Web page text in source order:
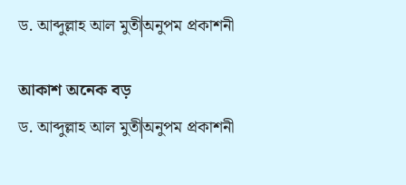
ড. আব্দুল্লাহ আল মুতীঅনুপম প্রকাশনী
আকাশ অনেক বড়
ড. আব্দুল্লাহ আল মুতীঅনুপম প্রকাশনী